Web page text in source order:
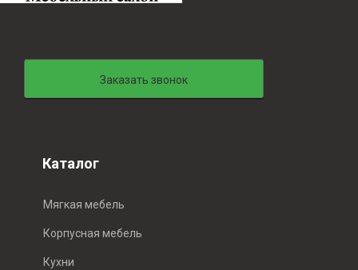
Заказать звонок
Каталог
Мягкая мебель
Корпусная мебель
Кухни